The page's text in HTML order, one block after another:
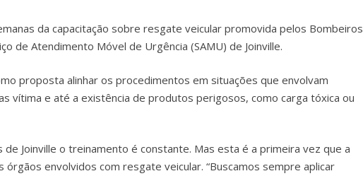
da capacitação sobre resgate veicular promovida pelos Bombeiros
de Atendimento Móvel de Urgência (SAMU) de Joinville.
proposta alinhar os procedimentos em situações que envolvam
vítima e até a existência de produtos perigosos, como carga tóxica ou
Joinville o treinamento é constante. Mas esta é a primeira vez que a
envolvidos com resgate veicular. “Buscamos sempre aplicar